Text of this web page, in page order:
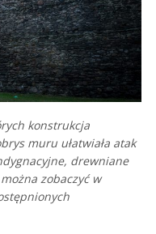
konstrukcja
muru ułatwiała atak
drewniane
zobaczyć w